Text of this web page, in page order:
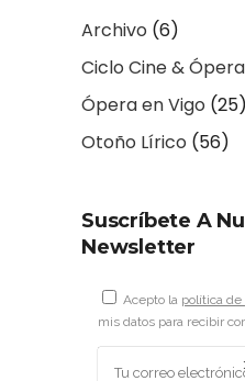
Archivo (6)
Ciclo Cine & Ópera
Ópera en Vigo (25)
Otoño Lírico (56)
Suscríbete A
Newsletter
Acepto la política de
mis datos para recibir